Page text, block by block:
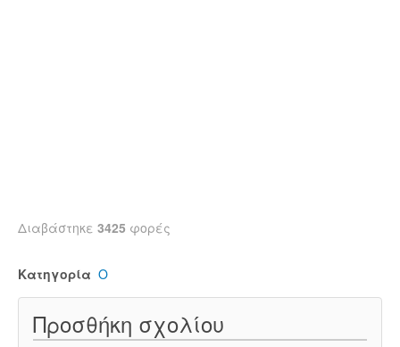
Διαβάστηκε 3425 φορές
Κατηγορία Ο
Προσθήκη σχολίου